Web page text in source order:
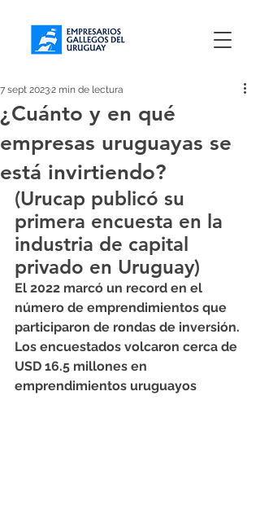
¿Cuánto y en qué
empresas uruguayas se
está invirtiendo?
7 sept 20232 min de lectura
(Urucap publicó su
primera encuesta en la
industria de capital
privado en Uruguay)
El 2022 marcó un record en el
número de emprendimientos que
participaron de rondas de inversión.
Los encuestados volcaron cerca de
USD 16.5 millones en
emprendimientos uruguayos